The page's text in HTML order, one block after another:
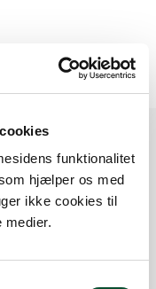
funktionalitet
hjælper os med
ikke cookies til
medier.